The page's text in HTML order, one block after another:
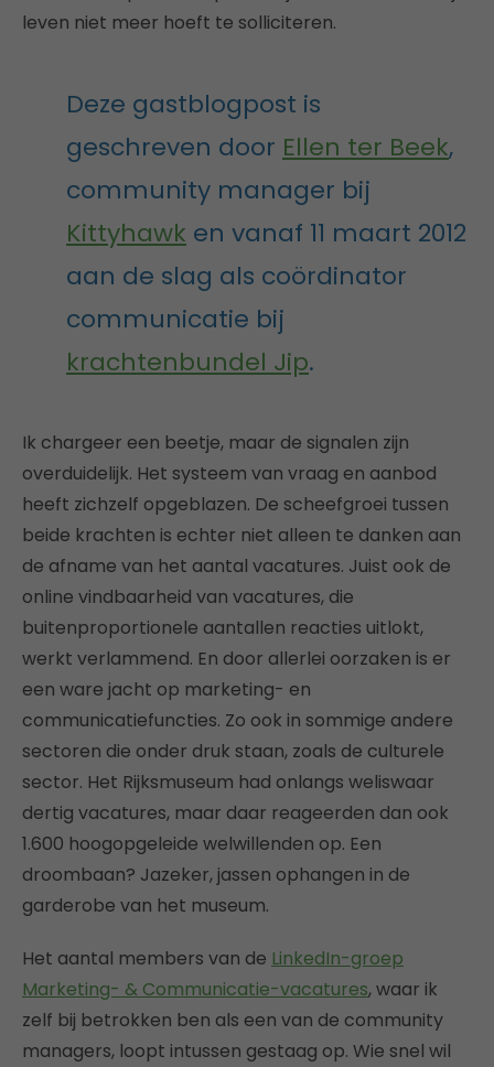
leven niet meer hoeft te solliciteren.
Deze gastblogpost is
geschreven door Ellen ter Beek,
community manager bij
Kittyhawk en vanaf 11 maart 2012
aan de slag als coördinator
communicatie bij
krachtenbundel Jip.
Ik chargeer een beetje, maar de signalen zijn
overduidelijk. Het systeem van vraag en aanbod
heeft zichzelf opgeblazen. De scheefgroei tussen
beide krachten is echter niet alleen te danken aan
de afname van het aantal vacatures. Juist ook de
online vindbaarheid van vacatures, die
buitenproportionele aantallen reacties uitlokt,
werkt verlammend. En door allerlei oorzaken is er
een ware jacht op marketing- en
communicatiefuncties. Zo ook in sommige andere
sectoren die onder druk staan, zoals de culturele
sector. Het Rijksmuseum had onlangs weliswaar
dertig vacatures, maar daar reageerden dan ook
1.600 hoogopgeleide welwillenden op. Een
droombaan? Jazeker, jassen ophangen in de
garderobe van het museum.
Het aantal members van de LinkedIn-groep
Marketing- & Communicatie-vacatures, waar ik
zelf bij betrokken ben als een van de community
managers, loopt intussen gestaag op. Wie snel wil